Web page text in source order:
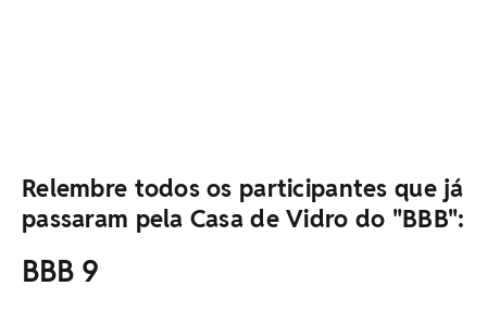
Relembre todos os participantes que já
passaram pela Casa de Vidro do "BBB":
BBB 9